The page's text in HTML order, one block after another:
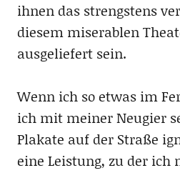
ihnen das strengstens
diesem miserablen
ausgeliefert sein.
Wenn ich so etwas im
ich mit meiner Neugier
Plakate auf der Straße
eine Leistung, zu der ich